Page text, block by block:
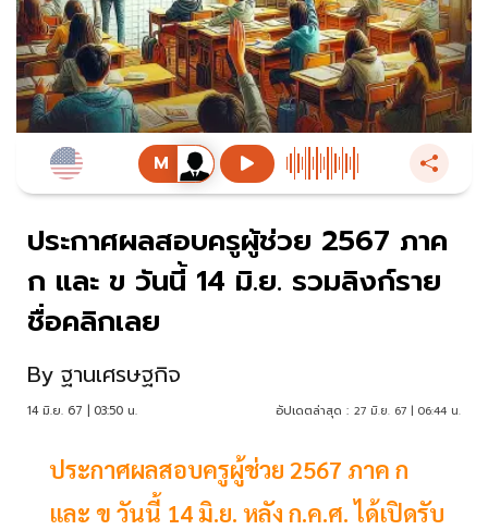
ประกาศผลสอบครูผู้ช่วย 2567 ภาค
ก และ ข วันนี้ 14 มิ.ย. รวมลิงก์ราย
ชื่อคลิกเลย
By ฐานเศรษฐกิจ
14 มิ.ย. 67 | 03:50 น. อัปเดตล่าสุด : 27 มิ.ย. 67 | 06:44 น.
ประกาศผลสอบครูผู้ช่วย 2567 ภาค ก
และ ข วันนี้ 14 มิ.ย. หลัง ก.ค.ศ. ได้เปิดรับ